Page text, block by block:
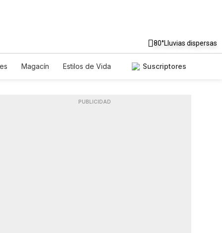
80°Lluvias dispersas
Magacín
Estilos de Vida
Suscriptores
PUBLICIDAD